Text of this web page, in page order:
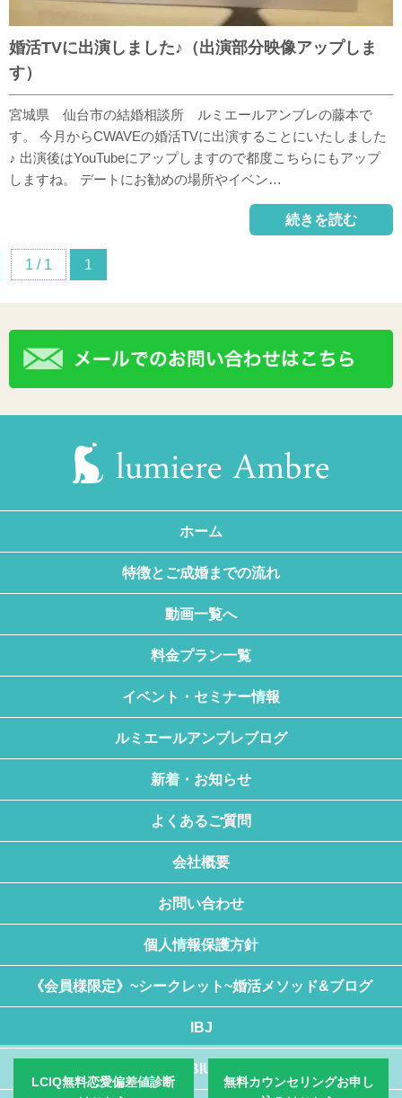
婚活TVに出演しました♪（出演部分映像アップしま
す）
宮城県 仙台市の結婚相談所 ルミエールアンブレの藤本で
す。 今月からCWAVEの婚活TVに出演することにいたしました
♪ 出演後はYouTubeにアップしますので都度こちらにもアップ
しますね。 デートにお勧めの場所やイベン…
続きを読む
1 / 1 1
LCIQ無料恋愛偏差値診断
無料カウンセリングお申し
ホーム
特徴とご成婚までの流れ
動画一覧へ
料金プラン一覧
イベント・セミナー情報
ルミエールアンブレブログ
新着・お知らせ
よくあるご質問
会社概要
お問い合わせ
個人情報保護方針
《会員様限定》~シークレット~婚活メソッド&ブログ
IBJ
BIU